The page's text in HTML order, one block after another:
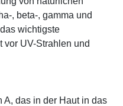
, beta-, gamma und
wichtigste
vor UV-Strahlen und
A, das in der Haut in das